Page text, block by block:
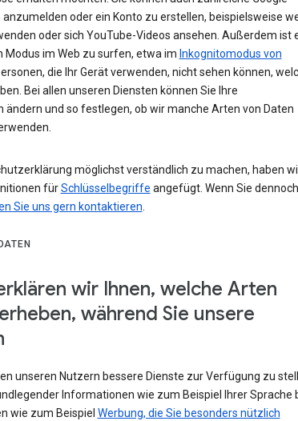
anzumelden oder ein Konto zu erstellen, beispielsweise
oder sich YouTube-Videos ansehen. Außerdem ist
Modus im Web zu surfen, etwa im Inkognitomodus von
die Ihr Gerät verwenden, nicht sehen können,
Bei allen unseren Diensten können Sie Ihre
ändern und so festlegen, ob wir manche Arten von Daten
möglichst verständlich zu machen, haben
fürSchlüsselbegriffe angefügt. Wenn Sie dennoch
Sie uns gern kontaktieren.
wir Ihnen, welche Arten
während Sie unsere
unseren Nutzern bessere Dienste zur Verfügung zu
Informationen wie zum Beispiel Ihrer Sprache
wie zum Beispiel Werbung, die Sie besonders nützlich